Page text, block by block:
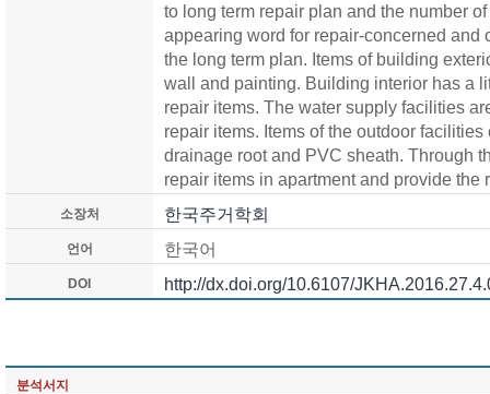
to long term repair plan and the number
appearing word for repair-concerned and
the long term plan. Items of building
wall and painting. Building interior has a
repair items. The water supply facilities
repair items. Items of the outdoor
drainage root and PVC sheath. Through
repair items in apartment and provide the
소장처 한국주거학회
언어 한국어
DOI http://dx.doi.org/10.6107/
분석서지